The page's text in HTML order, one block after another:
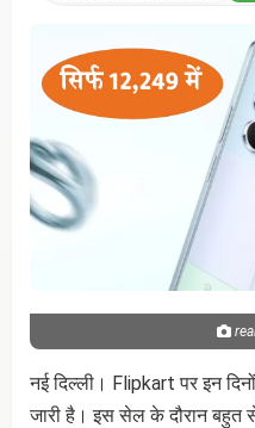
नई दिल्ली। Flipkart पर इन
जारी है। इस सेल के दौरान बहुत